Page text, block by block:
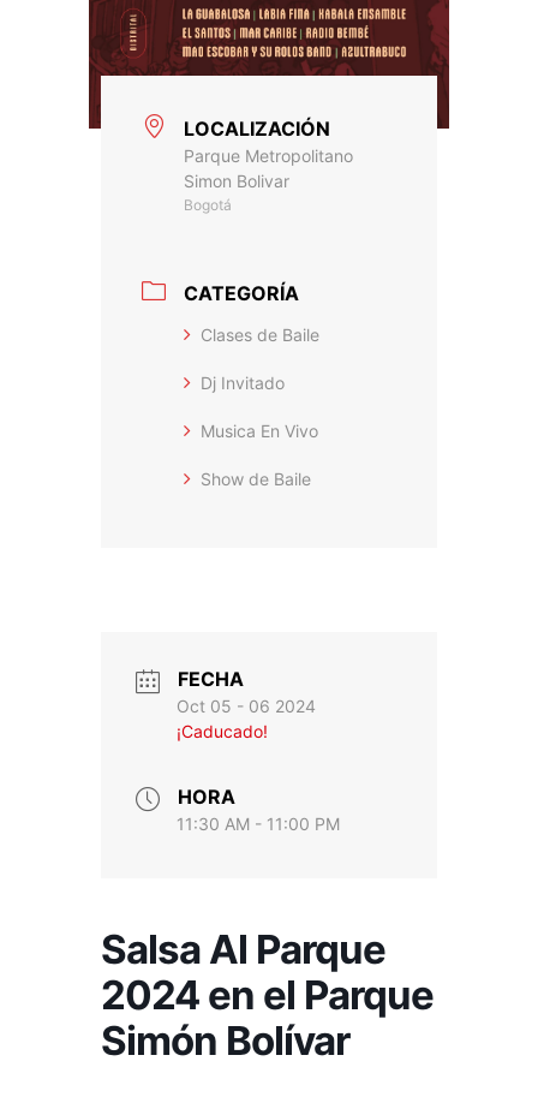
LOCALIZACIÓN
Parque Metropolitano
Simon Bolivar
Bogotá
CATEGORÍA
Clases de Baile
Dj Invitado
Musica En Vivo
Show de Baile
FECHA
Oct 05 - 06 2024
¡Caducado!
HORA
11:30 AM - 11:00 PM
Salsa Al Parque
2024 en el Parque
Simón Bolívar